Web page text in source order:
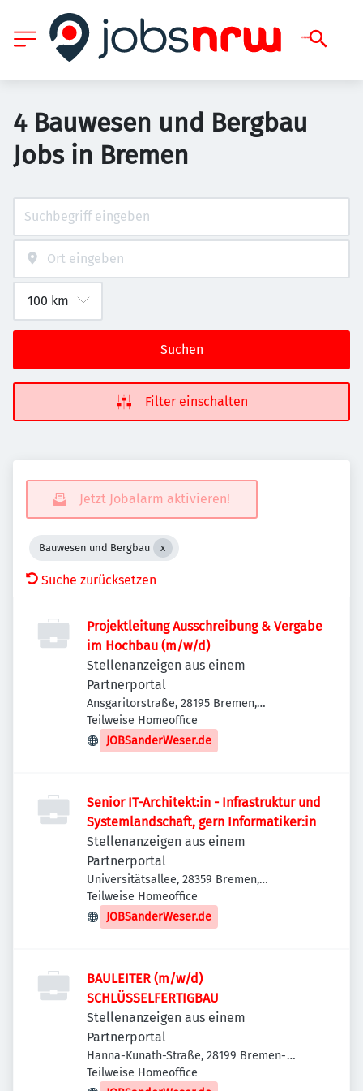
4 Bauwesen und Bergbau
Jobs in Bremen
Suchen
Filter einschalten
Jetzt Jobalarm aktivieren!
Bauwesen und Bergbau
Suche zurücksetzen
Projektleitung Ausschreibung & Vergabe
im Hochbau (m/w/d)
Stellenanzeigen aus einem
Partnerportal
Ansgaritorstraße, 28195 Bremen,
Deutschland
Teilweise Homeoffice
JOBSanderWeser.de
Senior IT-Architekt:in - Infrastruktur und
Systemlandschaft, gern Informatiker:in
Stellenanzeigen aus einem
Partnerportal
Universitätsallee, 28359 Bremen,
Deutschland
Teilweise Homeoffice
JOBSanderWeser.de
BAULEITER (m/w/d)
SCHLÜSSELFERTIGBAU
Stellenanzeigen aus einem
Partnerportal
Hanna-Kunath-Straße, 28199 Bremen-
Neustadt, Deutschland
Teilweise Homeoffice